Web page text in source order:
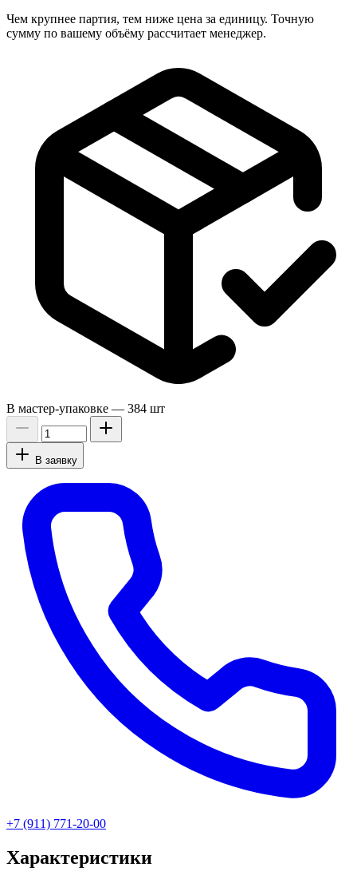
Чем крупнее партия, тем ниже цена за единицу. Точную
сумму по вашему объёму рассчитает менеджер.
В мастер-упаковке — 384 шт
В заявку
+7 (911) 771-20-00
Характеристики